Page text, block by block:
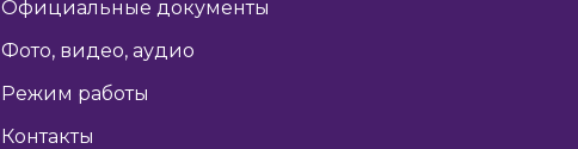
Официальные документы
Фото, видео, аудио
Режим работы
Контакты